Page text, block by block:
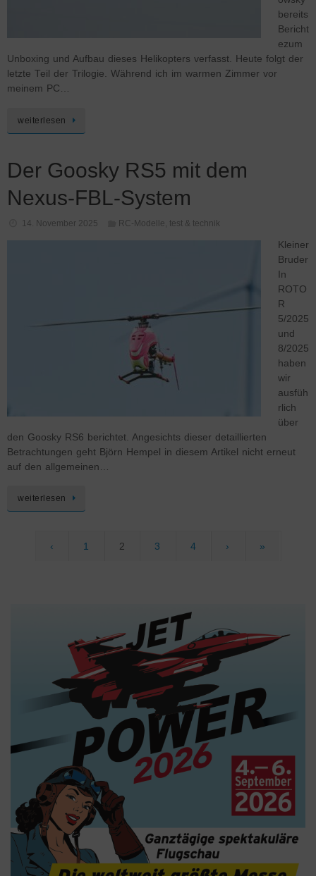
bereits
Bericht
ezum
Unboxing und Aufbau dieses Helikopters verfasst. Heute folgt der
letzte Teil der Trilogie. Während ich im warmen Zimmer vor
meinem PC…
weiterlesen
Der Goosky RS5 mit dem
Nexus-FBL-System
14. November 2025 RC-Modelle, test & technik
Kleiner
Bruder
In
ROTO
R
5/2025
und
8/2025
haben
wir
ausfüh
rlich
über
den Goosky RS6 berichtet. Angesichts dieser detaillierten
Betrachtungen geht Björn Hempel in diesem Artikel nicht erneut
auf den allgemeinen…
weiterlesen
‹ 1 2 3 4 › »